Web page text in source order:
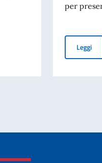
ALLO SPORTELLO ANCHE
per
LeggiI